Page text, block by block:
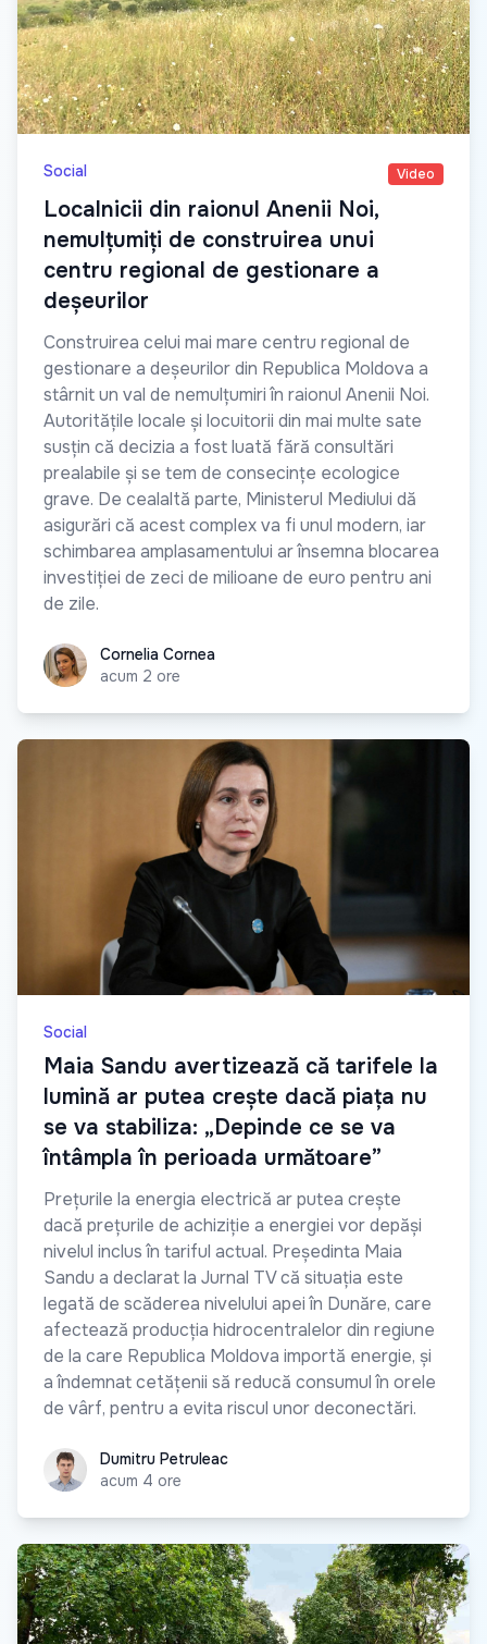
Social Video
Localnicii din raionul Anenii Noi,
nemulțumiți de construirea unui
centru regional de gestionare a
deșeurilor
Construirea celui mai mare centru regional de
gestionare a deșeurilor din Republica Moldova a
stârnit un val de nemulțumiri în raionul Anenii Noi.
Autoritățile locale și locuitorii din mai multe sate
susțin că decizia a fost luată fără consultări
prealabile și se tem de consecințe ecologice
grave. De cealaltă parte, Ministerul Mediului dă
asigurări că acest complex va fi unul modern, iar
schimbarea amplasamentului ar însemna blocarea
investiției de zeci de milioane de euro pentru ani
de zile.
Cornelia Cornea
Cornelia Cornea
acum 2 ore
Social
Maia Sandu avertizează că tarifele la
lumină ar putea crește dacă piața nu
se va stabiliza: „Depinde ce se va
întâmpla în perioada următoare”
Prețurile la energia electrică ar putea crește
dacă prețurile de achiziție a energiei vor depăși
nivelul inclus în tariful actual. Președinta Maia
Sandu a declarat la Jurnal TV că situația este
legată de scăderea nivelului apei în Dunăre, care
afectează producția hidrocentralelor din regiune
de la care Republica Moldova importă energie, și
a îndemnat cetățenii să reducă consumul în orele
de vârf, pentru a evita riscul unor deconectări.
Dumitru Petruleac
Dumitru Petruleac
acum 4 ore